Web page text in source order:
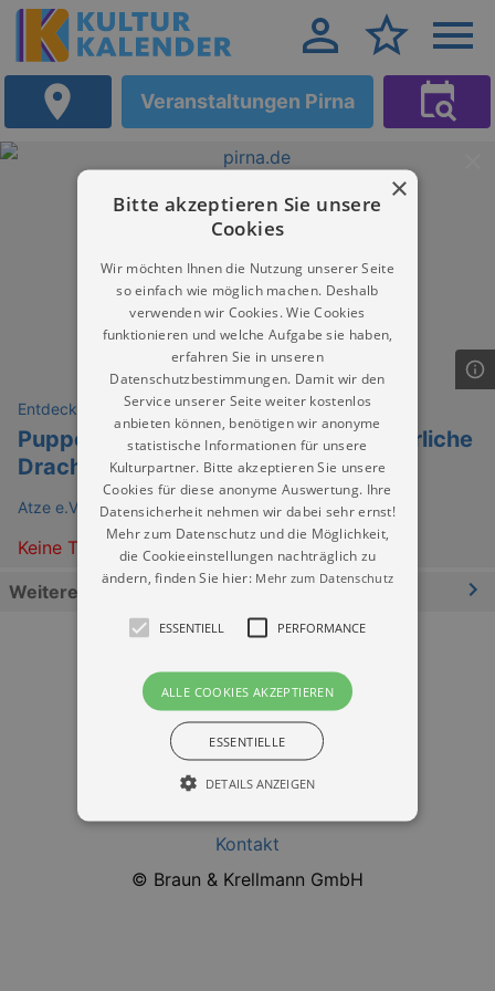
Veranstaltungen Pirna
Entdeckungen
Puppenspiel: Kasper und der fürchterliche
Drache
Atze e.V. Soziokulturelles Zentrum Pirna-Sonnstein
Keine Termine
Weitere Informationen
Datenschutz
Kontakt
© Braun & Krellmann GmbH
×
Bitte akzeptieren Sie unsere
Cookies
Wir möchten Ihnen die Nutzung unserer Seite
so einfach wie möglich machen. Deshalb
verwenden wir Cookies. Wie Cookies
funktionieren und welche Aufgabe sie haben,
erfahren Sie in unseren
Datenschutzbestimmungen. Damit wir den
Service unserer Seite weiter kostenlos
anbieten können, benötigen wir anonyme
statistische Informationen für unsere
Kulturpartner. Bitte akzeptieren Sie unsere
Cookies für diese anonyme Auswertung. Ihre
Datensicherheit nehmen wir dabei sehr ernst!
Mehr zum Datenschutz und die Möglichkeit,
die Cookieeinstellungen nachträglich zu
ändern, finden Sie hier: Mehr zum Datenschutz
ESSENTIELL PERFORMANCE
ALLE COOKIES AKZEPTIEREN
ESSENTIELLE
DETAILS ANZEIGEN